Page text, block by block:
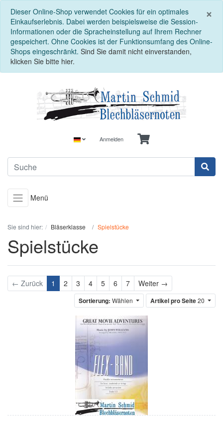
×
Dieser Online-Shop verwendet Cookies für ein optimales
Einkaufserlebnis. Dabei werden beispielsweise die Session-
Informationen oder die Spracheinstellung auf Ihrem Rechner
gespeichert. Ohne Cookies ist der Funktionsumfang des Online-
Shops eingeschränkt. Sind Sie damit nicht einverstanden,
klicken Sie bitte hier.
Anmelden
Menü
Sie sind hier: Bläserklasse Spielstücke
Spielstücke
← Zurück 1 2 3 4 5 6 7 Weiter →
Sortierung: Wählen Artikel pro Seite20